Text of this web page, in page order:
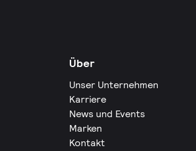
Über
Unser Unternehmen
Karriere
News und Events
Marken
Kontakt